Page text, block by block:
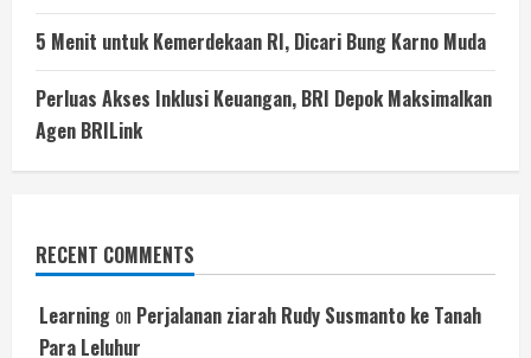
5 Menit untuk Kemerdekaan RI, Dicari Bung Karno Muda
Perluas Akses Inklusi Keuangan, BRI Depok Maksimalkan
Agen BRILink
RECENT COMMENTS
Learning on Perjalanan ziarah Rudy Susmanto ke Tanah
Para Leluhur